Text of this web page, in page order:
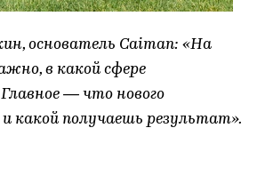
основатель Caiman: «На
в какой сфере
— что нового
какой получаешь результат».